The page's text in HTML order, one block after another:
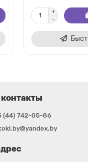
(44) 742-05-86